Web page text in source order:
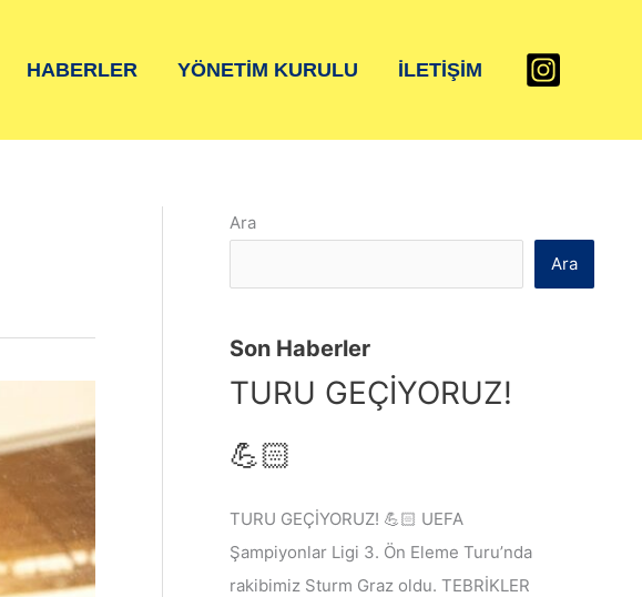
HABERLER YÖNETIM KURULU İLETIŞIM
Ara
Ara
Son Haberler
TURU GEÇİYORUZ!
💪🏻
TURU GEÇİYORUZ! 💪🏻 UEFA
Şampiyonlar Ligi 3. Ön Eleme Turu’nda
rakibimiz Sturm Graz oldu. TEBRİKLER